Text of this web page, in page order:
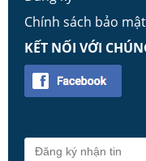
Chính sách bảo mật
KẾT NỐI VỚI